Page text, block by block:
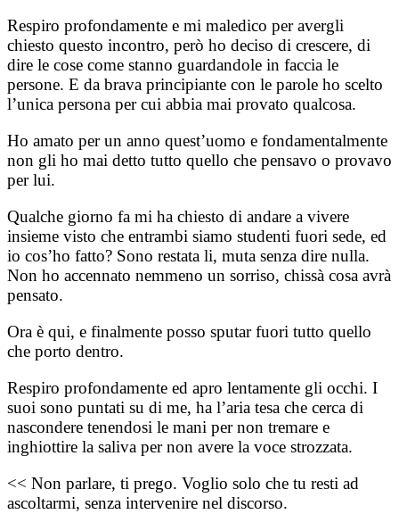
Respiro profondamente e mi maledico per avergli
chiesto questo incontro, però ho deciso di crescere, di
dire le cose come stanno guardandole in faccia le
persone. E da brava principiante con le parole ho scelto
l’unica persona per cui abbia mai provato qualcosa.
Ho amato per un anno quest’uomo e fondamentalmente
non gli ho mai detto tutto quello che pensavo o provavo
per lui.
Qualche giorno fa mi ha chiesto di andare a vivere
insieme visto che entrambi siamo studenti fuori sede, ed
io cos’ho fatto? Sono restata li, muta senza dire nulla.
Non ho accennato nemmeno un sorriso, chissà cosa avrà
pensato.
Ora è qui, e finalmente posso sputar fuori tutto quello
che porto dentro.
Respiro profondamente ed apro lentamente gli occhi. I
suoi sono puntati su di me, ha l’aria tesa che cerca di
nascondere tenendosi le mani per non tremare e
inghiottire la saliva per non avere la voce strozzata.
<< Non parlare, ti prego. Voglio solo che tu resti ad
ascoltarmi, senza intervenire nel discorso.